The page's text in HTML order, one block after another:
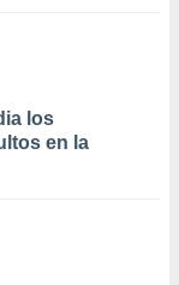
los
en la